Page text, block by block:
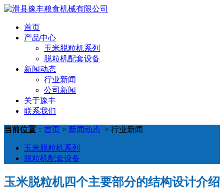
首页
产品中心
玉米脱粒机系列
脱粒机配套设备
新闻动态
行业新闻
公司新闻
关于豫丰
联系我们
当前位置 ： 首页 > 新闻动态 > 行业新闻
玉米脱粒机系列
脱粒机配套设备
玉米脱粒机四个主要部分的结构设计介绍